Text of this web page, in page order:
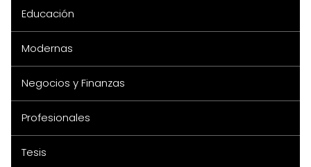
Educación
Modernas
Negocios y Finanzas
Profesionales
Tesis